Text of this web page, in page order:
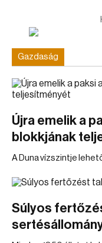
Gazdaság
Újra emelik a
blokkjának
A Duna vízszintje
Súlyos